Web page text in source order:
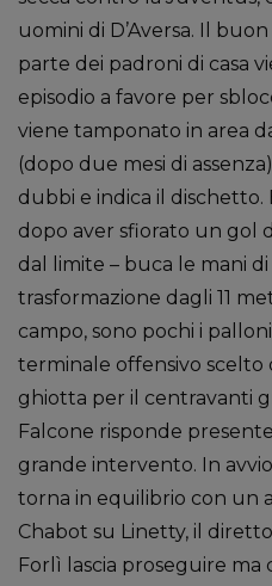
uomini di D’Aversa. Il
parte dei padroni di casa
episodio a favore per
viene tamponato in area
(dopo due mesi di
dubbi e indica il dischetto.
dopo aver sfiorato un gol
dal limite – buca le mani
trasformazione dagli 11
campo, sono pochi i
terminale offensivo scelto
ghiotta per il centravanti
Falcone risponde
grande intervento. In
torna in equilibrio con un
Chabot su Linetty, il
Forlì lascia proseguire ma